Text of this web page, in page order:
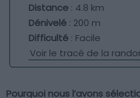
Distance : 4.8 km
Dénivelé : 200 m
Difficulté : Facile
Voir le tracé de la
Pourquoi nous l’avons